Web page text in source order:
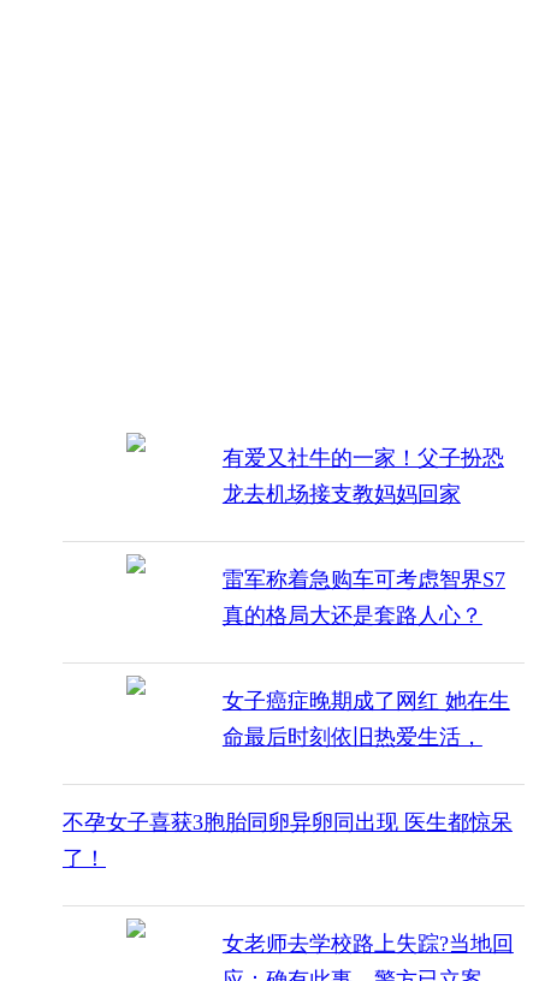
有爱又社牛的一家！父子扮恐
龙去机场接支教妈妈回家
雷军称着急购车可考虑智界S7
真的格局大还是套路人心？
女子癌症晚期成了网红 她在生
命最后时刻依旧热爱生活，
不孕女子喜获3胞胎同卵异卵同出现 医生都惊呆
了！
女老师去学校路上失踪?当地回